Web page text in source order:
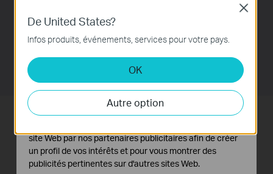
supérieur et Linux, il fonctionne également parfaitement
avec Windows 7. Ainsi, le TL-WPS510U comble vos
besoins même dans des parcs informatiques
différents.
Sécurité réseau avancée
Le TL-WPS510U est doté d'une interface sans fil
IEEE802.11b/g/n qui permet d'établir une connexion
De United States?
Infos produits, événements, services pour votre pays.
OK
Autre option
Close
Ces cookies sont nécessaires au fonctionnement du
site Web et ne peuvent pas être désactivés dans vos
systèmes.
Cookies d'analyse et marketing
Les cookies d'analyse nous permettent d'analyser vos
activités sur notre site Web pour améliorer et ajuster les
fonctionnalités de notre site Web.
site Web par nos partenaires publicitaires afin de créer
un profil de vos intérêts et pour vous montrer des
publicités pertinentes sur d'autres sites Web.